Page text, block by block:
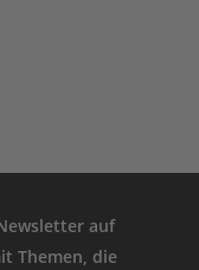
auf
Themen, die